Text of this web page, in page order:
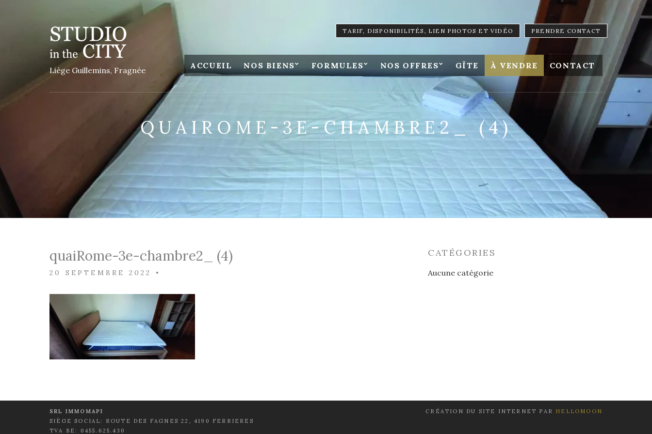
TARIF, DISPONIBILITÉS, LIEN PHOTOS ET VIDÉO PRENDRE CONTACT
Liège Guillemins, Fragnée ACCUEIL NOS BIENS FORMULES NOS OFFRES GÎTE À VENDRE CONTACT
QUAIROME-3E-CHAMBRE2_ (4)
quaiRome-3e-chambre2_ (4)
20 SEPTEMBRE 2022 •
CATÉGORIES
Aucune catégorie
SRL IMMOMAPI
SIÈGE SOCIAL: ROUTE DES FAGNES 22, 4190 FERRIERES
TVA BE: 0455.625.430
CRÉATION DU SITE INTERNET PAR HELLOMOON